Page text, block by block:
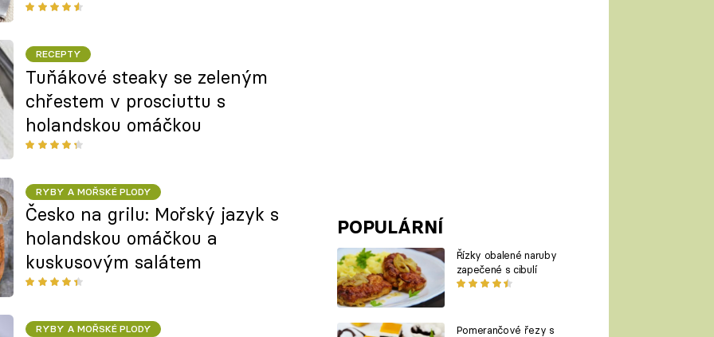
POPULÁRNÍ
Řízky obalené naruby
zapečené s cibulí
Pomerančové řezy s
RECEPTY
Tuňákové steaky se zeleným
chřestem v prosciuttu s
holandskou omáčkou
RYBY A MOŘSKÉ PLODY
Česko na grilu: Mořský jazyk s
holandskou omáčkou a
kuskusovým salátem
RYBY A MOŘSKÉ PLODY